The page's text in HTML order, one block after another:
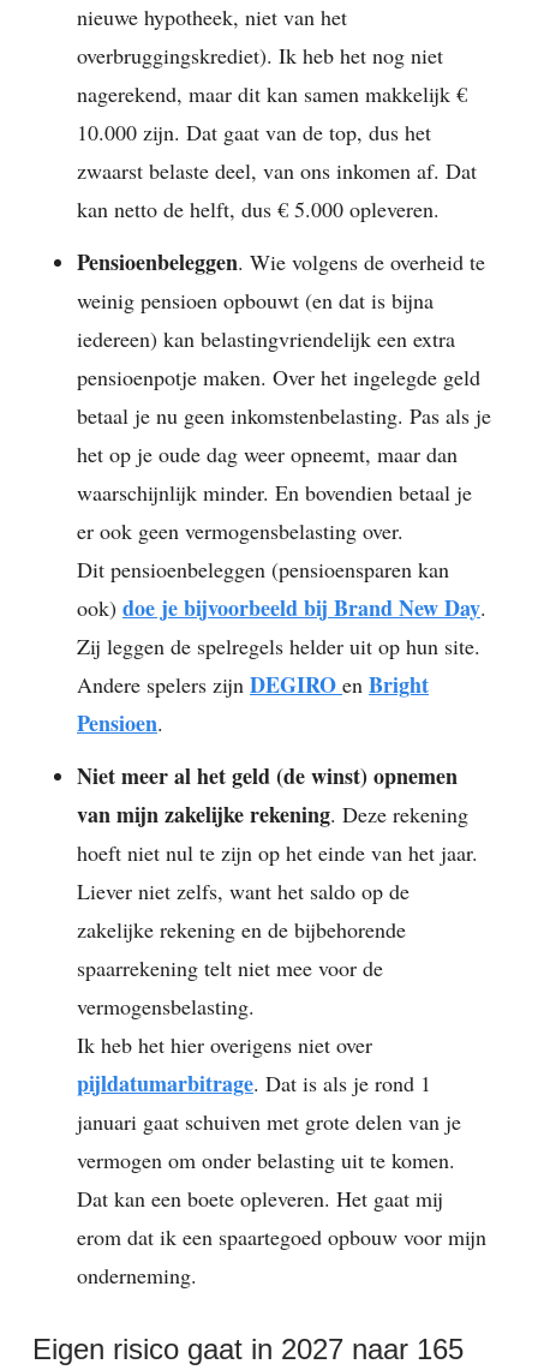
nieuwe hypotheek, niet van het
overbruggingskrediet). Ik heb het nog niet
nagerekend, maar dit kan samen makkelijk €
10.000 zijn. Dat gaat van de top, dus het
zwaarst belaste deel, van ons inkomen af. Dat
kan netto de helft, dus € 5.000 opleveren.
Pensioenbeleggen. Wie volgens de overheid te
weinig pensioen opbouwt (en dat is bijna
iedereen) kan belastingvriendelijk een extra
pensioenpotje maken. Over het ingelegde geld
betaal je nu geen inkomstenbelasting. Pas als je
het op je oude dag weer opneemt, maar dan
waarschijnlijk minder. En bovendien betaal je
er ook geen vermogensbelasting over.
Dit pensioenbeleggen (pensioensparen kan
ook) doe je bijvoorbeeld bij Brand New Day.
Zij leggen de spelregels helder uit op hun site.
Andere spelers zijn DEGIRO en Bright
Pensioen.
Niet meer al het geld (de winst) opnemen
van mijn zakelijke rekening. Deze rekening
hoeft niet nul te zijn op het einde van het jaar.
Liever niet zelfs, want het saldo op de
zakelijke rekening en de bijbehorende
spaarrekening telt niet mee voor de
vermogensbelasting.
Ik heb het hier overigens niet over
pijldatumarbitrage. Dat is als je rond 1
januari gaat schuiven met grote delen van je
vermogen om onder belasting uit te komen.
Dat kan een boete opleveren. Het gaat mij
erom dat ik een spaartegoed opbouw voor mijn
onderneming.
Eigen risico gaat in 2027 naar 165